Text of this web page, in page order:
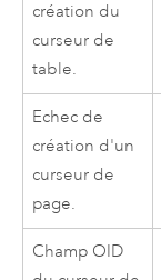
création du
curseur de
table.
Echec de
création d'un
curseur de
page.
Champ OID